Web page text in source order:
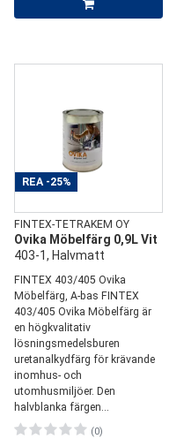
REA -25%
FINTEX-TETRAKEM OY
Ovika Möbelfärg 0,9L Vit
403-1, Halvmatt
FINTEX 403/405 Ovika
Möbelfärg, A-bas FINTEX
403/405 Ovika Möbelfärg är
en högkvalitativ
lösningsmedelsburen
uretanalkydfärg för krävande
inomhus- och
utomhusmiljöer. Den
halvblanka färgen...
(0)